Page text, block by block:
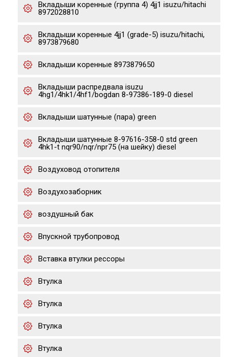
Вкладыши коренные (группа 4) 4jj1 isuzu/hitachi
8972028810
Вкладыши коренные 4jj1 (grade-5) isuzu/hitachi,
8973879680
Вкладыши коренные 8973879650
Вкладыши распредвала isuzu
4hg1/4hk1/4hf1/bogdan 8-97386-189-0 diesel
Вкладыши шатунные (пара) green
Вкладыши шатунные 8-97616-358-0 std green
4hk1-t nqr90/nqr/npr75 (на шейку) diesel
Воздуховод отопителя
Воздухозаборник
воздушный бак
Впускной трубопровод
Вставка втулки рессоры
Втулка
Втулка
Втулка
Втулка